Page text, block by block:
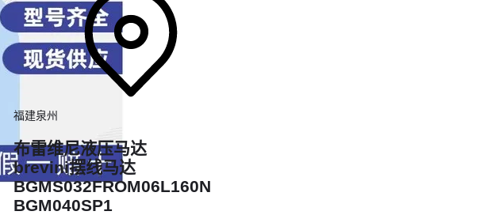
福建泉州
布雷维尼液压马达
brevini摆线马达
BGMS032FROM06L160N
BGM040SP1